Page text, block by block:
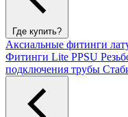
Где купить?
Аксиальные фитинги
Фитинги Lite PPSU
подключения трубы